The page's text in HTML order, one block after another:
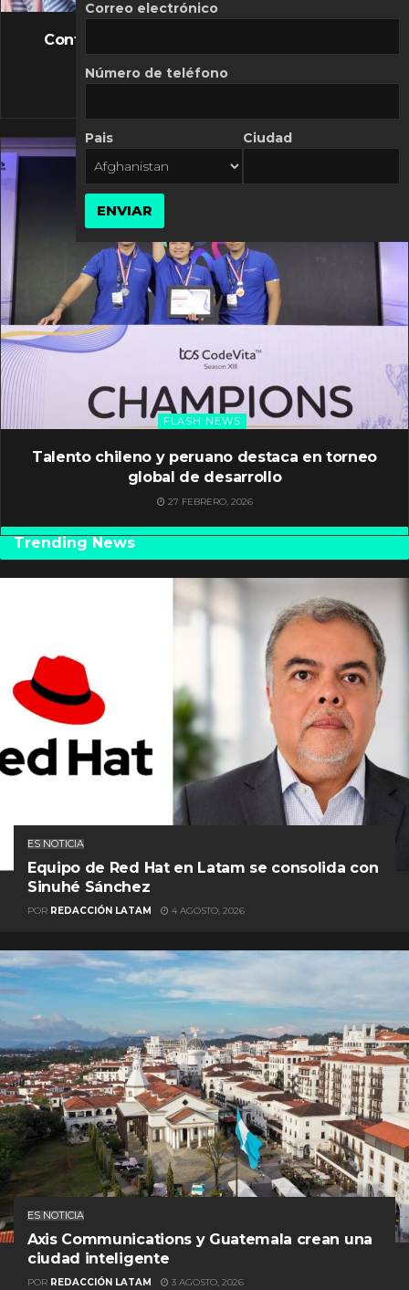
FLASH NEWS
Controversia de Mercado Libre por costos
10 MARZO, 2026
FLASH NEWS
Talento chileno y peruano destaca en torneo
global de desarrollo
27 FEBRERO, 2026
Trending News
ES NOTICIA
Equipo de Red Hat en Latam se consolida con
Sinuhé Sánchez
POR REDACCIÓN LATAM 4 AGOSTO, 2026
ES NOTICIA
Axis Communications y Guatemala crean una
ciudad inteligente
POR REDACCIÓN LATAM 3 AGOSTO, 2026
Correo electrónico
Número de teléfono
Pais Ciudad
ENVIAR